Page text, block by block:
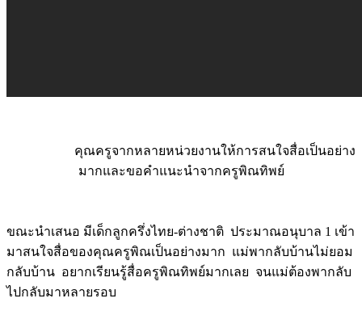
คุณครูจากหลายหน่วยงานให้การสนใจสื่อเป็นอย่าง
มากและขอคำแนะนำจากครูพิณทิพย์
ขณะนำเสนอ มีเด็กลูกครึ่งไทย-ต่างชาติ ประมาณอนุบาล 1 เข้า
มาสนใจสื่อของคุณครูพิณเป็นอย่างมาก แม่พากลับบ้านไม่ยอม
กลับบ้าน อยากเรียนรู้สื่อครูพิณทิพย์มากเลย จนแม่ต้องพากลับ
ไปกลับมาหลายรอบ